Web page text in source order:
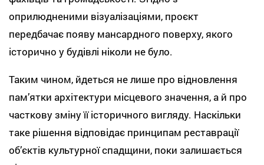
оприлюдненими візуалізаціями, проєкт
передбачає появу мансардного поверху, якого
історично у будівлі ніколи не було.
Таким чином, йдеться не лише про відновлення
пам’ятки архітектури місцевого значення, а й про
часткову зміну її історичного вигляду. Наскільки
таке рішення відповідає принципам реставрації
об’єктів культурної спадщини, поки залишається